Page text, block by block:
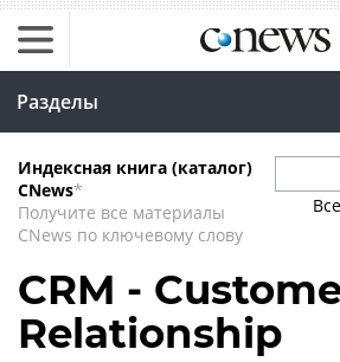
Разделы
Индексная книга (каталог)
CNews*
Получите все материалы
CNews по ключевому слову
CRM -
Relationship